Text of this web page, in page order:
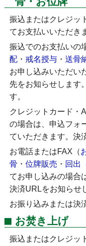
振込またはクレジッ
てお支払いいただき
振込でのお支払いの
配 ・戒名授与 ・送骨
お申し込みいただい
先をお知らせします
す。
クレジットカード・
の場合は、申込フォ
ていただきます。決
お電話またはFAX（
骨 ・位牌販売 ・ 回出
てお申し込みの場合
決済URLをお知らせ
お振り込みまたは決
お焚き上げ
振込またはクレジッ